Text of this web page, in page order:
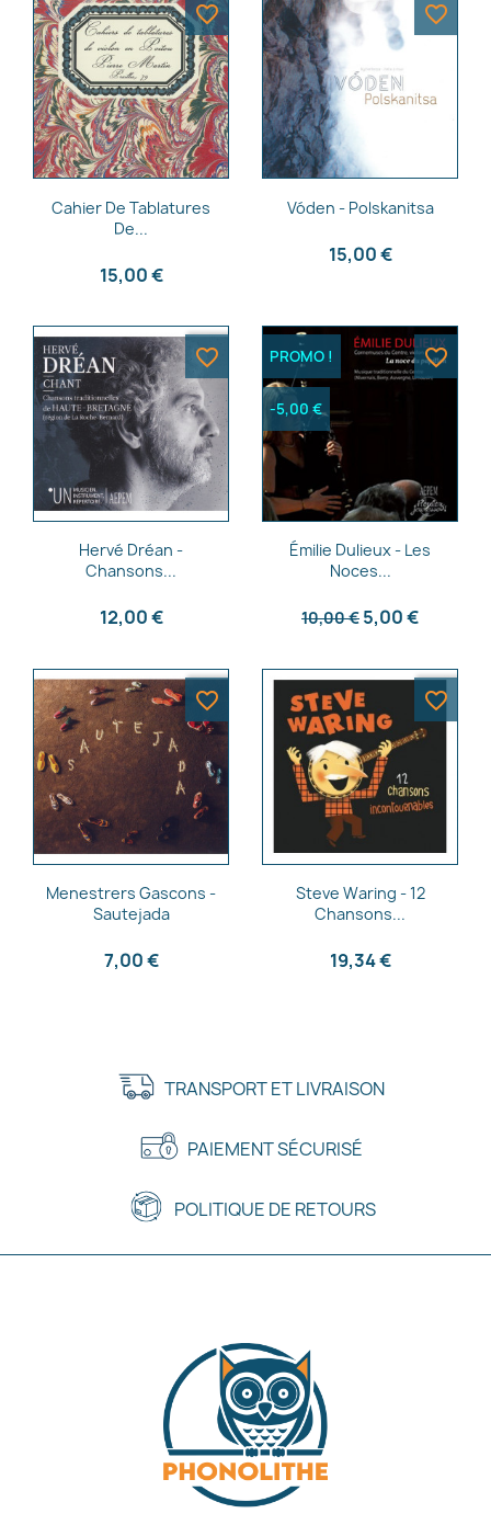
Aperçu rapide
Cahier De Tablatures
De...
15,00 €
favorite_border
Aperçu rapide
Vóden - Polskanitsa
15,00 €
favorite_border
Aperçu rapide
Hervé Dréan -
Chansons...
12,00 €
favorite_border
Aperçu rapide
Émilie Dulieux - Les
Noces...
10,00 € 5,00 €
PROMO !
-5,00 €
favorite_border
Aperçu rapide
Menestrers Gascons -
Sautejada
7,00 €
favorite_border
Aperçu rapide
Steve Waring - 12
Chansons...
19,34 €
favorite_border
TRANSPORT ET LIVRAISON
PAIEMENT SÉCURISÉ
POLITIQUE DE RETOURS